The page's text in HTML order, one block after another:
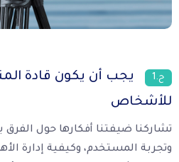
ح.1
يجب أن يكون قادة
للأشخاص
تشاركنا ضيفتنا أفكارها حول الفرق
وتجربة المستخدم، وكيفية إدارة